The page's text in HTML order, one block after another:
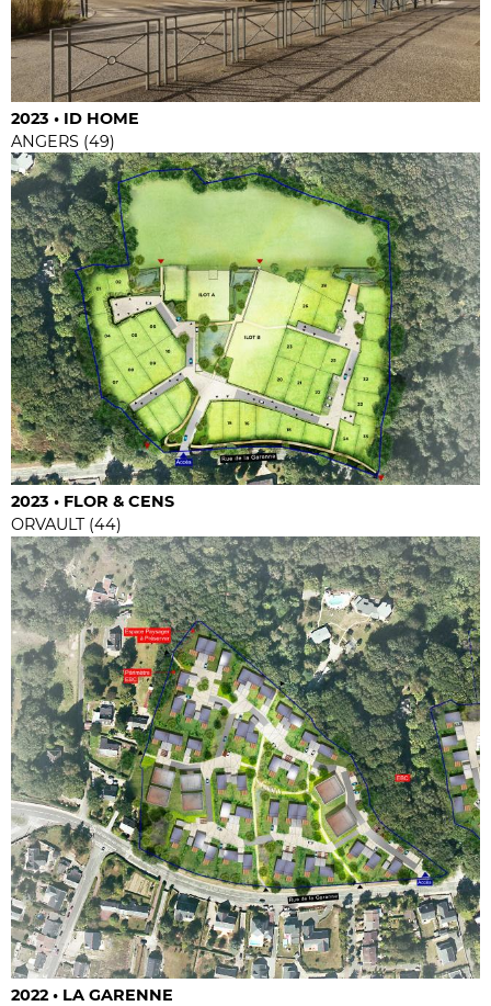
2023 • ID HOME
ANGERS (49)
2023 • FLOR & CENS
ORVAULT (44)
2022 • LA GARENNE